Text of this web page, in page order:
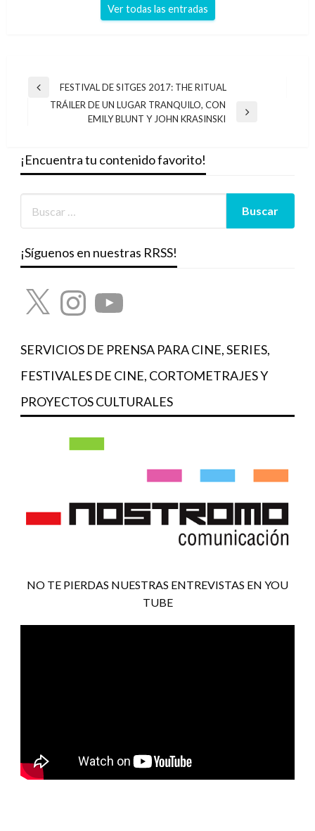
Ver todas las entradas
Navegación
Entrada
anterior
FESTIVAL DE SITGES 2017: THE RITUAL
TRÁILER DE UN LUGAR TRANQUILO, CON
EMILY BLUNT Y JOHN KRASINSKI
¡Encuentra tu contenido favorito!
¡Síguenos en nuestras RRSS!
X InstagramYouTube
SERVICIOS DE PRENSA PARA CINE, SERIES,
FESTIVALES DE CINE, CORTOMETRAJES Y
PROYECTOS CULTURALES
NO TE PIERDAS NUESTRAS ENTREVISTAS EN YOU
TUBE